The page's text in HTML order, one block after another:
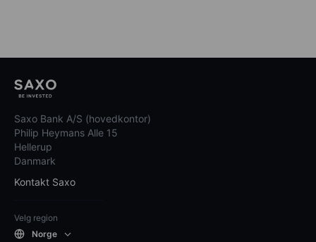
Saxo Bank A/S (hovedkontor)
Philip Heymans Alle 15
Hellerup
Danmark
Kontakt Saxo
Velg region
Norge